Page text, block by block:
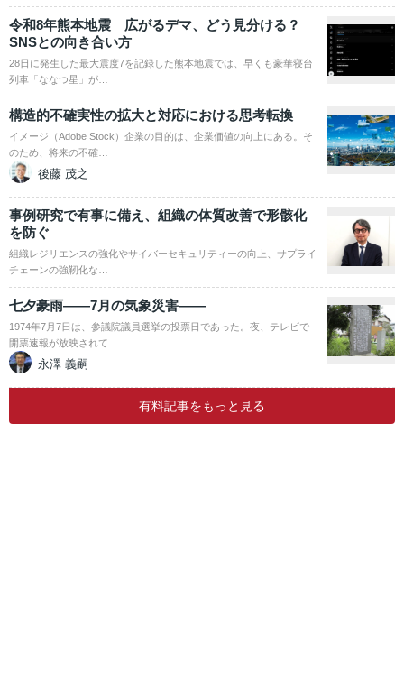
令和8年熊本地震 広がるデマ、どう見分ける？
SNSとの向き合い方
28日に発生した最大震度7を記録した熊本地震では、早くも豪華寝台
列車「ななつ星」が…
構造的不確実性の拡大と対応における思考転換
イメージ（Adobe Stock）企業の目的は、企業価値の向上にある。そ
のため、将来の不確…
後藤 茂之
事例研究で有事に備え、組織の体質改善で形骸化
を防ぐ
組織レジリエンスの強化やサイバーセキュリティーの向上、サプライ
チェーンの強靭化な…
七夕豪雨――7月の気象災害――
1974年7月7日は、参議院議員選挙の投票日であった。夜、テレビで
開票速報が放映されて…
永澤 義嗣
有料記事をもっと見る